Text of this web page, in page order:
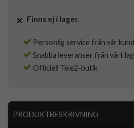
Finns ej i lager.
Personlig service från vår
Snabba leveranser från vårt
Officiell Tele2-butik
PRODUKTBESKRIVNING